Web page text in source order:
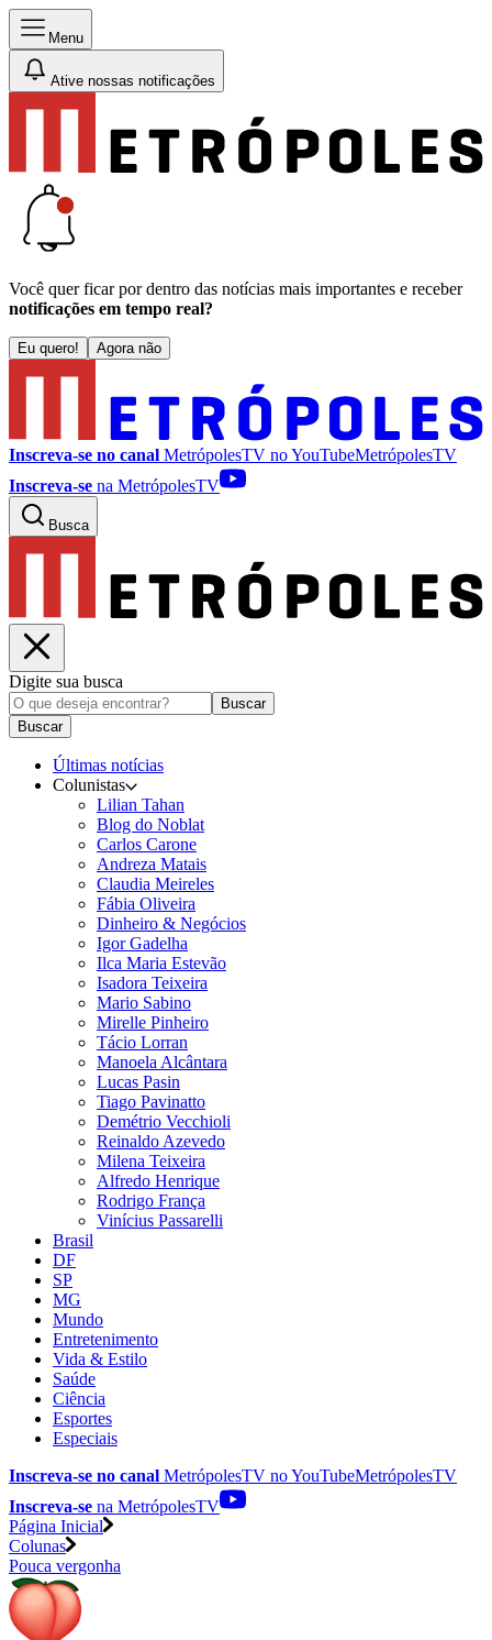
Menu
Ative nossas notificações
Você quer ficar por dentro das notícias mais importantes e receber
notificações em tempo real?
Eu quero! Agora não
Inscreva-se no canal MetrópolesTV noYouTubeMetrópolesTV
Inscreva-se na MetrópolesTV
Busca
Digite sua busca
Buscar
Buscar
Últimas notícias
Colunistas
Lilian Tahan
Blog do Noblat
Carlos Carone
Andreza Matais
Claudia Meireles
Fábia Oliveira
Dinheiro & Negócios
Igor Gadelha
Ilca Maria Estevão
Isadora Teixeira
Mario Sabino
Mirelle Pinheiro
Tácio Lorran
Manoela Alcântara
Lucas Pasin
Tiago Pavinatto
Demétrio Vecchioli
Reinaldo Azevedo
Milena Teixeira
Alfredo Henrique
Rodrigo França
Vinícius Passarelli
Brasil
DF
SP
MG
Mundo
Entretenimento
Vida & Estilo
Saúde
Ciência
Esportes
Especiais
Inscreva-se no canal MetrópolesTV noYouTubeMetrópolesTV
Inscreva-se na MetrópolesTV
Página Inicial
Colunas
Pouca vergonha